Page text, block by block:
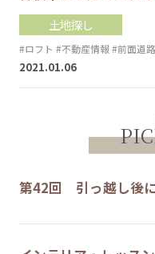
土地探し
#ロフト #不動産情報#前面道
2021.01.06
第42回 引っ越し後